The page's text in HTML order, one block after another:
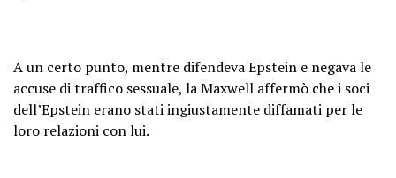
A un certo punto, mentre difendeva Epstein e negava le
accuse di traffico sessuale, la Maxwell affermò che i soci
dell’Epstein erano stati ingiustamente diffamati per le
loro relazioni con lui.